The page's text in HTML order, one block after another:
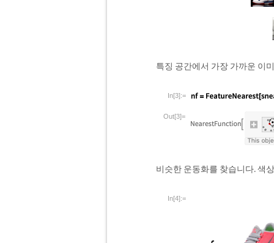
특징 공간에서 가장 가까운 이
In[3]:=
Out[3]=
비슷한 운동화를 찾습니다. 색
In[4]:=